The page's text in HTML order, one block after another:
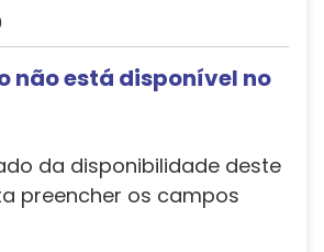
não está disponível no
da disponibilidade deste
preencher os campos